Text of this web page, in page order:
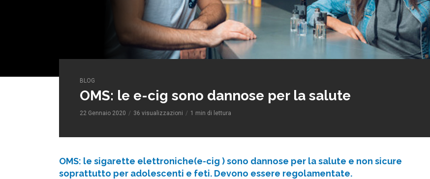
BLOG
OMS: le e-cig sono dannose per la salute
22 Gennaio 2020 36 visualizzazioni 1 min di lettura
OMS: le sigarette elettroniche(e-cig ) sono dannose per la salute e non sicure
soprattutto per adolescenti e feti. Devono essere regolamentate.